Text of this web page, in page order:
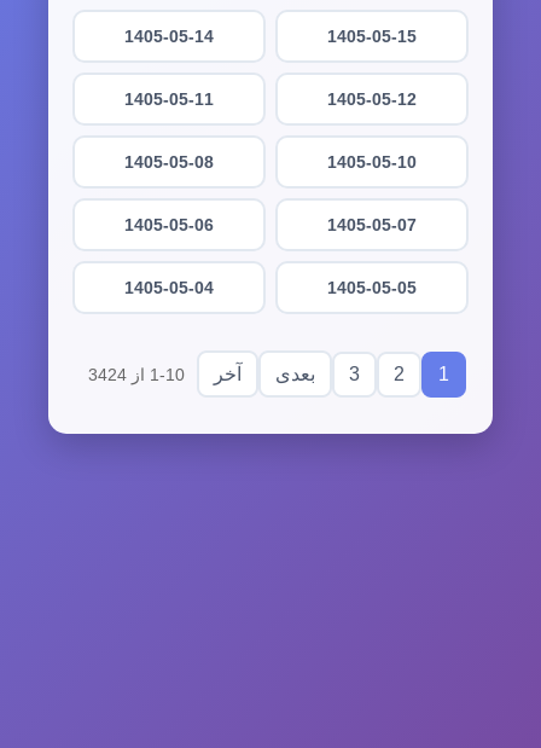
1405-05-15
1405-05-14
1405-05-12
1405-05-11
1405-05-10
1405-05-08
1405-05-07
1405-05-06
1405-05-05
1405-05-04
1
2
3 بعدی آخر 1-10 از 3424